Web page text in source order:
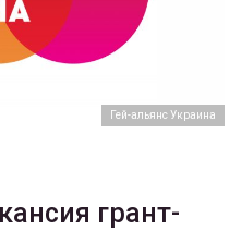
Гей-альянс Украина
грант-